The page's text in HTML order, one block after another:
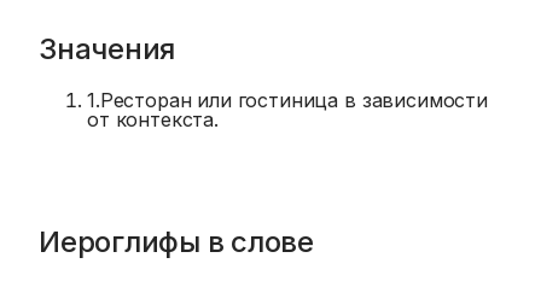
Значения
1.Ресторан или гостиница в зависимости
от контекста.
Иероглифы в слове